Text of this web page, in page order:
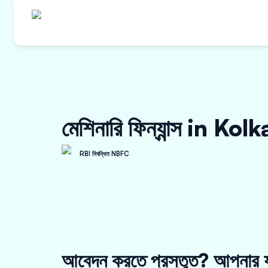
মেশিনারি ফিন্যান্স in
RBI নিবন্ধিত NBFC
আবেদন করতে প্রস্তুত? আপনার